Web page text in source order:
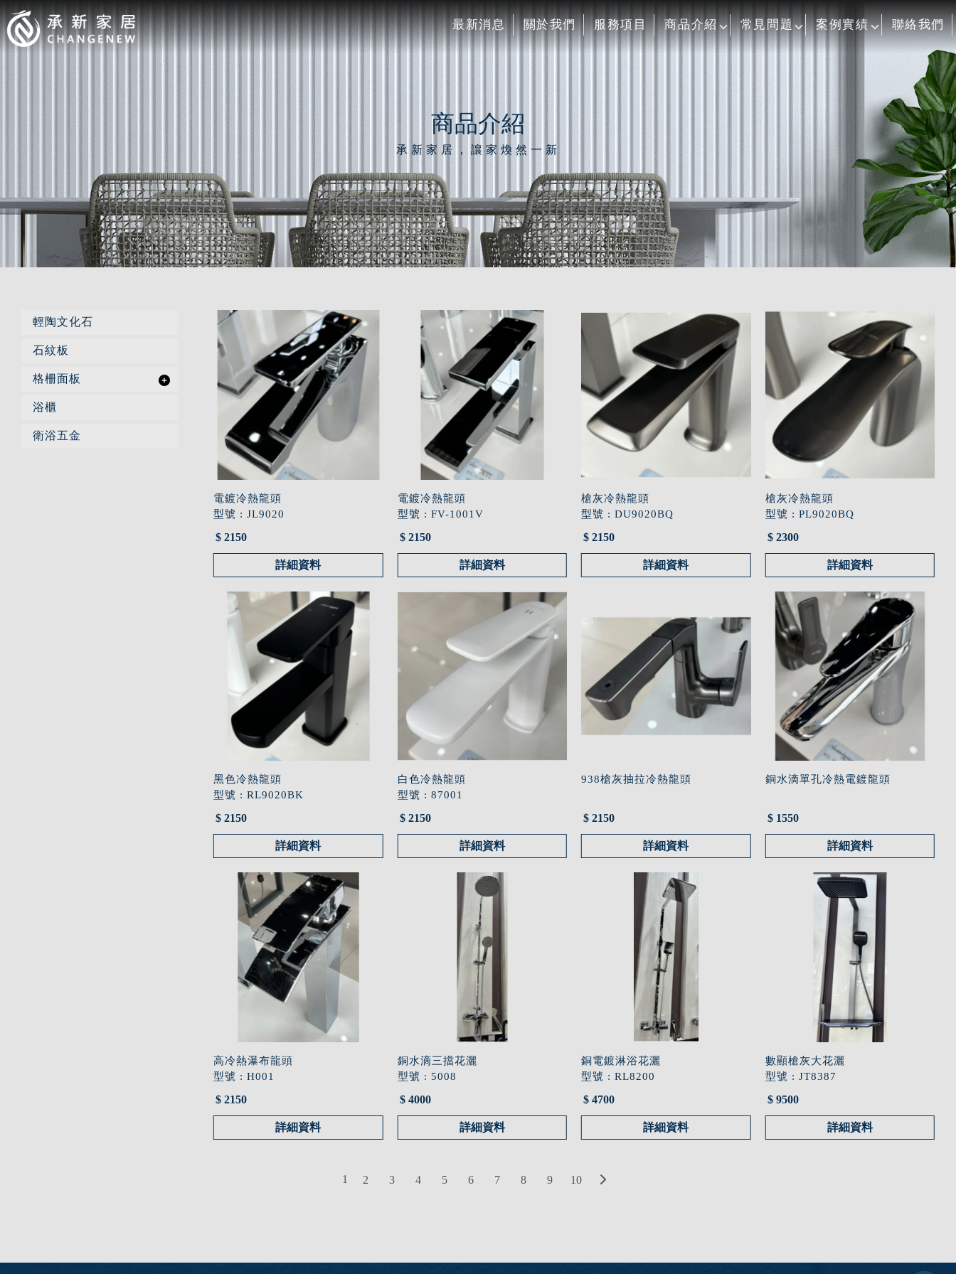
最新消息 關於我們 服務項目 商品介紹 常見問題 案例實績 聯絡我們
商品介紹
輕陶文化石
石紋板
格柵面板
浴櫃
衛浴五金
電鍍冷熱龍頭
型號 : JL9020
$ 2150
詳細資料
電鍍冷熱龍頭
型號 : FV-1001V
$ 2150
詳細資料
槍灰冷熱龍頭
型號 : DU9020BQ
$ 2150
詳細資料
槍灰冷熱龍頭
型號 : PL9020BQ
$ 2300
詳細資料
黑色冷熱龍頭
型號 : RL9020BK
$ 2150
詳細資料
白色冷熱龍頭
型號 : 87001
$ 2150
詳細資料
938槍灰抽拉冷熱龍頭
$ 2150
詳細資料
銅水滴單孔冷熱電鍍龍頭
$ 1550
詳細資料
高冷熱瀑布龍頭
型號 : H001
$ 2150
詳細資料
銅水滴三擋花灑
型號 : 5008
$ 4000
詳細資料
銅電鍍淋浴花灑
型號 : RL8200
$ 4700
詳細資料
數顯槍灰大花灑
型號 : JT8387
$ 9500
詳細資料
1 2 3 4 5 6 7 8 9 10